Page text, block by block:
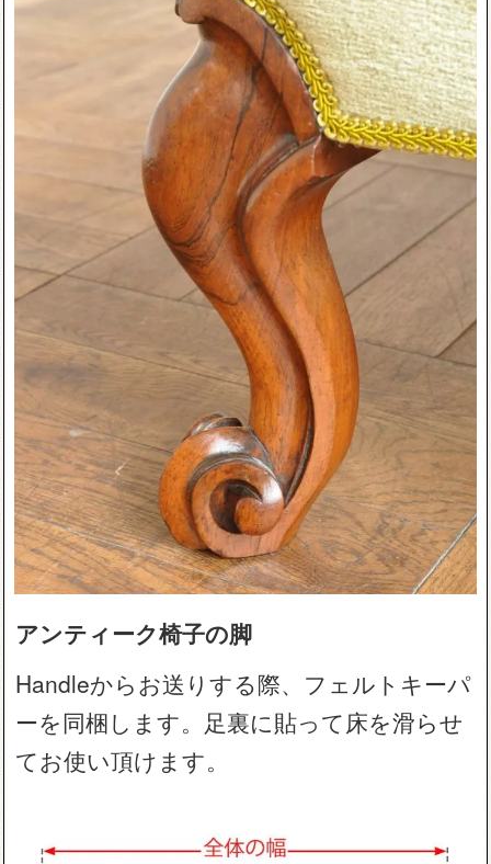
アンティーク椅子の脚
Handleからお送りする際、フェルトキーパ
ーを同梱します。足裏に貼って床を滑らせ
てお使い頂けます。